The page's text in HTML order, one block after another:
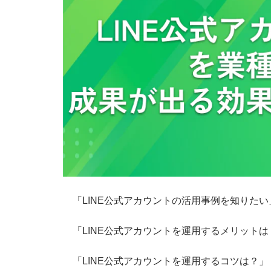
「LINE公式アカウントの活用事例を知りたい
「LINE公式アカウントを運用するメリットは
「LINE公式アカウントを運用するコツは？」